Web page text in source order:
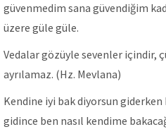
güvenmedim sana güvendiğim
üzere güle güle.
Vedalar gözüyle sevenler içindir,
ayrılamaz. (Hz. Mevlana)
Kendine iyi bak diyorsun giderken
gidince ben nasıl kendime